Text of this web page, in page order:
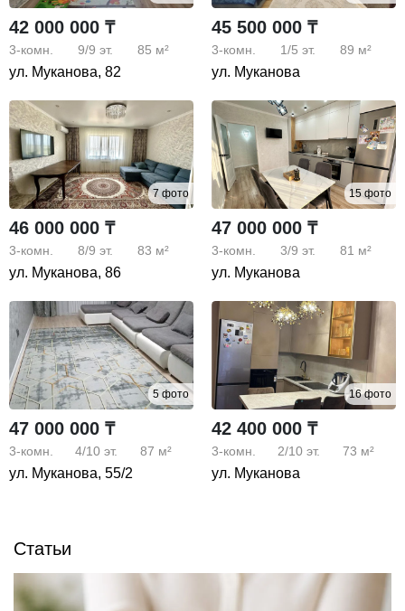
42 000 000 ₸
3-комн. 9/9 эт. 85 м²
ул. Муканова, 82
45 500 000 ₸
3-комн. 1/5 эт. 89 м²
ул. Муканова
7 фото
46 000 000 ₸
3-комн. 8/9 эт. 83 м²
ул. Муканова, 86
15 фото
47 000 000 ₸
3-комн. 3/9 эт. 81 м²
ул. Муканова
5 фото
47 000 000 ₸
3-комн. 4/10 эт. 87 м²
ул. Муканова, 55/2
16 фото
42 400 000 ₸
3-комн. 2/10 эт. 73 м²
ул. Муканова
Статьи